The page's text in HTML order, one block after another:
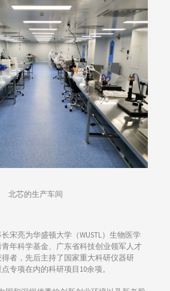
北芯的生产车间
宋亮为华盛顿大学（WUSTL）生物医学
年科学基金、广东省科技创业领军人才
者，先后主持了国家重大科研仪器研
专项在内的科研项目10余项。